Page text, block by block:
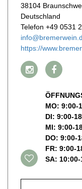
38104
Deutschland
Telefon +49 0531
https://
MO: 9:00-
DI: 9:00-
MI: 9:00-
DO: 9:00-
FR: 9:00-
SA: